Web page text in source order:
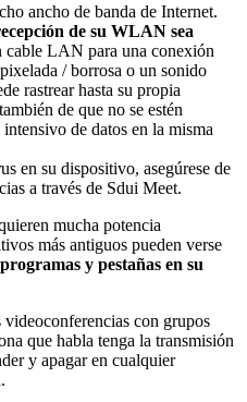
ancho de banda de Internet.
de su WLAN sea
LAN para una conexión
/ borrosa o un sonido
rastrear hasta su propia
de que no se estén
de datos en la misma
en su dispositivo, asegúrese de
a través de Sdui Meet.
mucha potencia
más antiguos pueden verse
y pestañas en su
videoconferencias con grupos
que habla tenga la transmisión
y apagar en cualquier